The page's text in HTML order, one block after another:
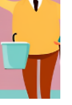
무지역 : 포항시
고용 예정인원 3